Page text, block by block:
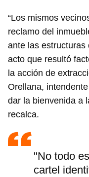
“Los mismos
reclamo del
ante las
acto que resultó
la acción de
Orellana,
dar la bienvenida a
recalca.
"No todo
cartel